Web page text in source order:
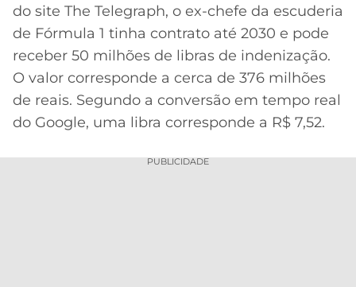
ONLINE
2026
GRÊMIO
ATLÉTICO
MG
LALIGA
do site The Telegraph, o ex-chefe da escuderia
de Fórmula 1 tinha contrato até 2030 e pode
receber 50 milhões de libras de indenização.
O valor corresponde a cerca de 376 milhões
de reais. Segundo a conversão em tempo real
do Google, uma libra corresponde a R$ 7,52.
PUBLICIDADE